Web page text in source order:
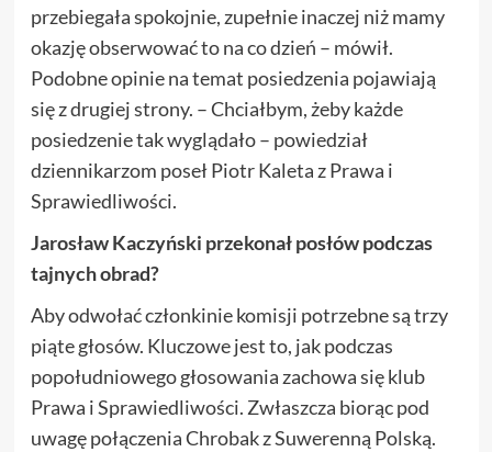
przebiegała spokojnie, zupełnie inaczej niż mamy
okazję obserwować to na co dzień – mówił.
Podobne opinie na temat posiedzenia pojawiają
się z drugiej strony. – Chciałbym, żeby każde
posiedzenie tak wyglądało – powiedział
dziennikarzom poseł Piotr Kaleta z Prawa i
Sprawiedliwości.
Jarosław Kaczyński przekonał posłów podczas
tajnych obrad?
Aby odwołać członkinie komisji potrzebne są trzy
piąte głosów. Kluczowe jest to, jak podczas
popołudniowego głosowania zachowa się klub
Prawa i Sprawiedliwości. Zwłaszcza biorąc pod
uwagę połączenia Chrobak z Suwerenną Polską.